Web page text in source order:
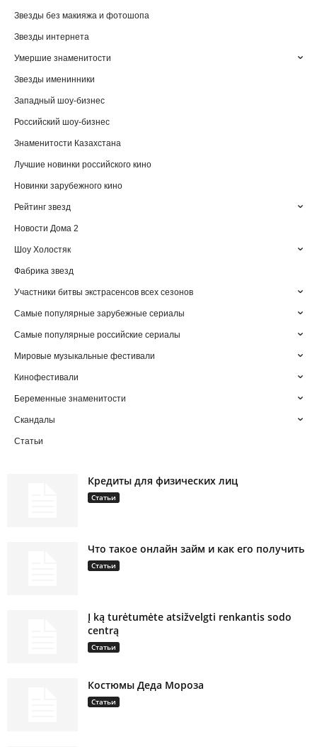
Звезды без макияжа и фотошопа
Звезды интернета
Умершие знаменитости
Звезды именинники
Западный шоу-бизнес
Российский шоу-бизнес
Знаменитости Казахстана
Лучшие новинки российского кино
Новинки зарубежного кино
Рейтинг звезд
Новости Дома 2
Шоу Холостяк
Фабрика звезд
Участники битвы экстрасенсов всех сезонов
Самые популярные зарубежные сериалы
Самые популярные российские сериалы
Мировые музыкальные фестивали
Кинофестивали
Беременные знаменитости
Скандалы
Статьи
Кредиты для физических лиц
Статьи
Что такое онлайн займ и как его получить
Статьи
Į ką turėtumėte atsižvelgti renkantis sodo
centrą
Статьи
Костюмы Деда Мороза
Статьи